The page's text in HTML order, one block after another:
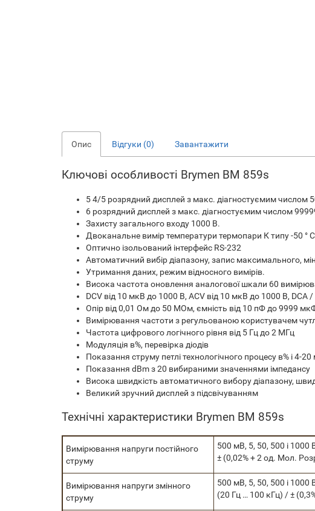
Опис Відгуки (0) Завантажити
Ключові особливості Brymen ВМ 859s
5 4/5 розрядний дисплей з макс. діагностуємим числом
6 розрядний дисплей з макс. діагностуємим числом
Захисту загального входу 1000 В.
Двоканальне вимір температури термопари К типу -50 °
Оптично ізольований інтерфейс RS-232
Автоматичний вибір діапазону, запис максимального,
Утримання даних, режим відносного вимірів.
Висока частота оновлення аналогової шкали 60
DCV від 10 мкВ до 1000 В, ACV від 10 мкВ до 1000 В, DCA
Опір від 0,01 Ом до 50 МОм, ємність від 10 пФ до 9999
Вимірювання частоти з регульованою користувачем
Частота цифрового логічного рівня від 5 Гц до 2 МГц
Модуляція в%, перевірка діодів
Показання струму петлі технологічного процесу в% і 4-
Показання dBm з 20 вибираними значеннями імпедансу
Висока швидкість автоматичного вибору діапазону,
Великий зручний дисплей з підсвічуванням
Технічні характеристики Brymen ВМ 859s
Вимірювання напруги постійного
струму
500 мВ, 5, 50, 500 і 1000
± (0,02% + 2 од. Мол.
Вимірювання напруги змінного
струму
500 мВ, 5, 50, 500 і 1000
(20 Гц … 100 кГц) / ±